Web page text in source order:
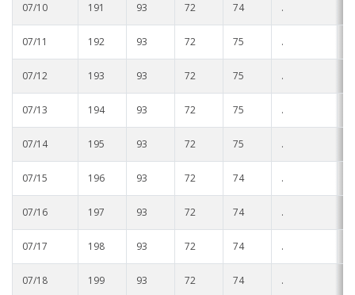
07/10 191 93 72 74 .
07/11 192 93 72 75 .
07/12 193 93 72 75 .
07/13 194 93 72 75 .
07/14 195 93 72 75 .
07/15 196 93 72 74 .
07/16 197 93 72 74 .
07/17 198 93 72 74 .
07/18 199 93 72 74 .